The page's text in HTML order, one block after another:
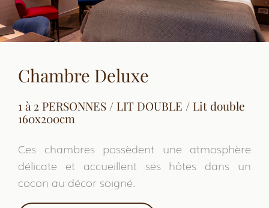
Chambre Deluxe
1 à 2 PERSONNES / LIT DOUBLE / Lit double
160x200cm
Ces chambres possèdent une atmosphère
délicate et accueillent ses hôtes dans un
cocon au décor soigné.